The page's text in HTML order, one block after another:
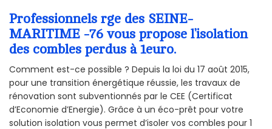
Professionnels rge des SEINE-
MARITIME -76 vous propose l’isolation
des combles perdus à 1euro.
Comment est-ce possible ? Depuis la loi du 17 août 2015,
pour une transition énergétique réussie, les travaux de
rénovation sont subventionnés par le CEE (Certificat
d’Economie d’Energie). Grâce à un éco-prêt pour votre
solution isolation vous permet d’isoler vos combles pour 1